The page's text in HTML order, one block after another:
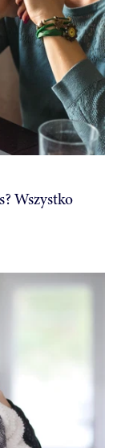
Wszystko